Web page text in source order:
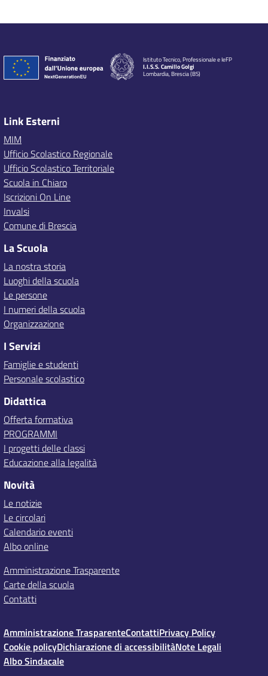
Istituto Tecnico, Professionale e IeFP
I.I.S.S. Camillo Golgi
Lombardia, Brescia (BS)
Link Esterni
MIM
Ufficio Scolastico Regionale
Ufficio Scolastico Territoriale
Scuola in Chiaro
Iscrizioni On Line
Invalsi
Comune di Brescia
La Scuola
La nostra storia
Luoghi della scuola
Le persone
I numeri della scuola
Organizzazione
I Servizi
Famiglie e studenti
Personale scolastico
Didattica
Offerta formativa
PROGRAMMI
I progetti delle classi
Educazione alla legalità
Novità
Le notizie
Le circolari
Calendario eventi
Albo online
Amministrazione Trasparente
Carte della scuola
Contatti
Amministrazione TrasparenteContattiPrivacy Policy
Cookie policyDichiarazione di accessibilitàNote Legali
Albo Sindacale